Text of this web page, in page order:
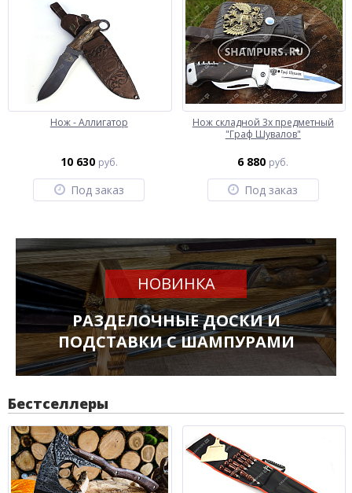
Нож - Аллигатор
10 630 руб.
Под заказ
Нож складной 3х предметный
"Граф Шувалов"
6 880 руб.
Под заказ
НОВИНКА
РАЗДЕЛОЧНЫЕ ДОСКИ И
ПОДСТАВКИ С ШАМПУРАМИ
Бестселлеры